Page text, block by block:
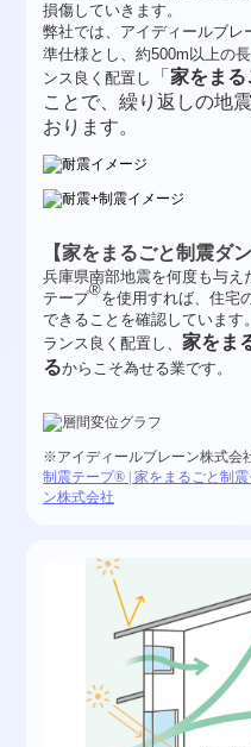
損傷していきます。
弊社では、アイディールブ
準仕様とし、約500m以上の
ンス良く配置し
「家をまる
ことで、繰り返しの地
おります。
【家をまるごと制震ダ
兵庫県南部地震を何度も与
テープ®を使用すれば、住宅
できることを確認しています
ランス良く配置し、家をま
るからこそ為せる業です。
※アイディールブレーン株式会
制震テープ® | 家をまるごと制
ン株式会社